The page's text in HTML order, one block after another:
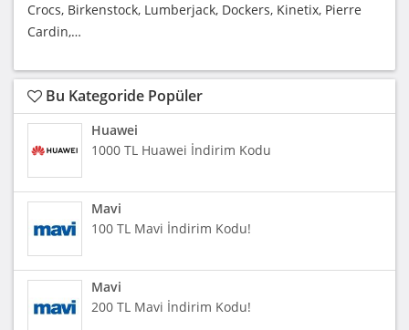
Crocs, Birkenstock, Lumberjack, Dockers, Kinetix, Pierre
Cardin,…
Bu Kategoride Popüler
Huawei
1000 TL Huawei İndirim Kodu
Mavi
100 TL Mavi İndirim Kodu!
Mavi
200 TL Mavi İndirim Kodu!